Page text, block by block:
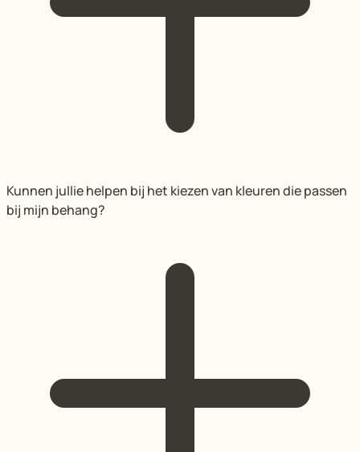
Kunnen jullie helpen bij het kiezen van kleuren die passen
bij mijn behang?